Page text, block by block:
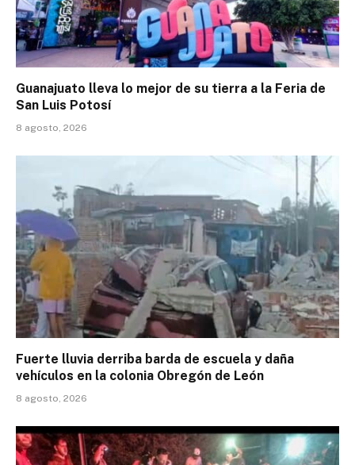
Guanajuato lleva lo mejor de su tierra a la Feria de
San Luis Potosí
8 agosto, 2026
Fuerte lluvia derriba barda de escuela y daña
vehículos en la colonia Obregón de León
8 agosto, 2026